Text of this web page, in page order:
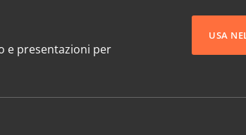
e presentazioni per
USA